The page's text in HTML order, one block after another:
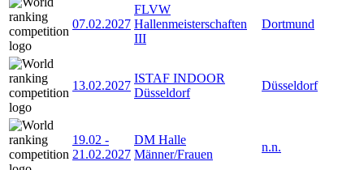
07.02.2027
FLVW
Hallenmeisterschaften
III
Dortmund
13.02.2027
ISTAF INDOOR
Düsseldorf
Düsseldorf
19.02 -
21.02.2027
DM Halle
Männer/Frauen
n.n.